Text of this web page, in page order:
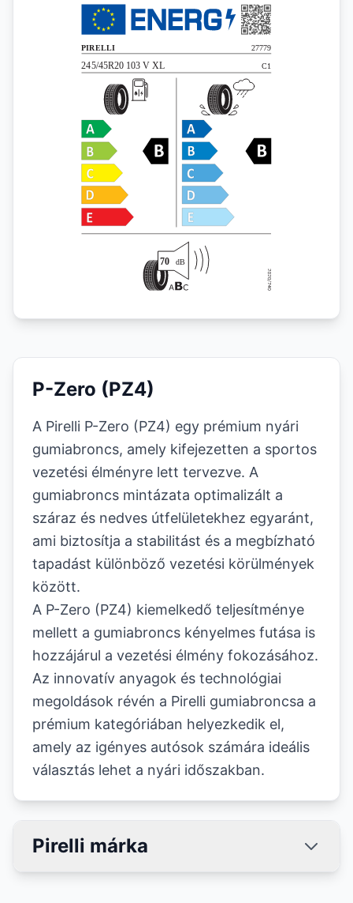
P-Zero (PZ4)
A Pirelli P-Zero (PZ4) egy prémium nyári
gumiabroncs, amely kifejezetten a sportos
vezetési élményre lett tervezve. A
gumiabroncs mintázata optimalizált a
száraz és nedves útfelületekhez egyaránt,
ami biztosítja a stabilitást és a megbízható
tapadást különböző vezetési körülmények
között.
A P-Zero (PZ4) kiemelkedő teljesítménye
mellett a gumiabroncs kényelmes futása is
hozzájárul a vezetési élmény fokozásához.
Az innovatív anyagok és technológiai
megoldások révén a Pirelli gumiabroncsa a
prémium kategóriában helyezkedik el,
amely az igényes autósok számára ideális
választás lehet a nyári időszakban.
Pirelli márka